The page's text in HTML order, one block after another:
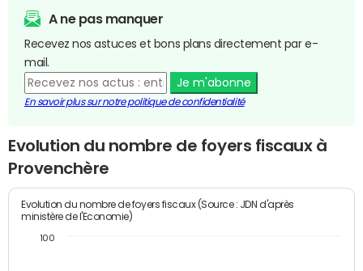
A ne pas manquer
Recevez nos astuces et bons plans directement par e-
mail.
Je m'abonne
En savoir plus sur notre politique de confidentialité
Evolution du nombre de foyers fiscaux à
Provenchère
Evolution du nombre de foyers fiscaux (Source : JDN d'après
ministère de l'Economie)
100